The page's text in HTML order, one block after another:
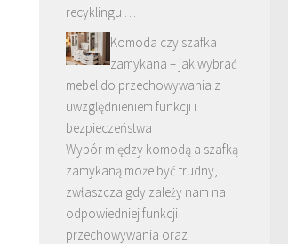
recyklingu …
Komoda czy szafka
zamykana – jak wybrać
mebel do przechowywania z
uwzględnieniem funkcji i
bezpieczeństwa
Wybór między komodą a szafką
zamykaną może być trudny,
zwłaszcza gdy zależy nam na
odpowiedniej funkcji
przechowywania oraz